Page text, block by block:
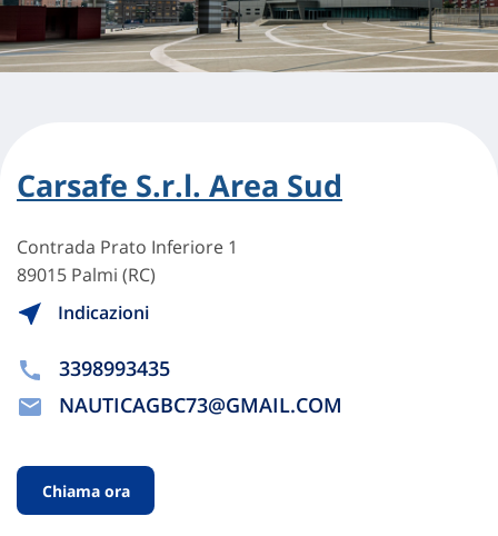
Carsafe S.r.l. Area Sud
Contrada Prato Inferiore 1
89015 Palmi (RC)
Indicazioni
3398993435
NAUTICAGBC73@GMAIL.COM
Chiama ora